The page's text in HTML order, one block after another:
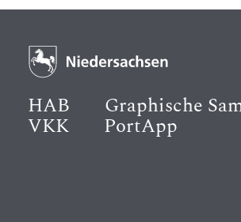
HAB Graphische
VKK PortApp